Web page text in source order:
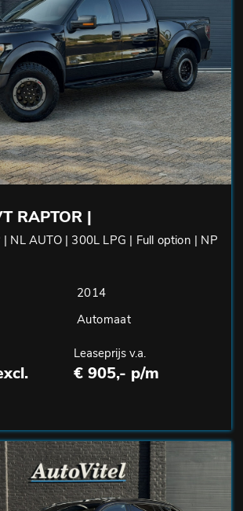
RAPTOR |
NL AUTO | 300L LPG | Full option | NP
2014
Automaat
Leaseprijs v.a.
€ 905,- p/m